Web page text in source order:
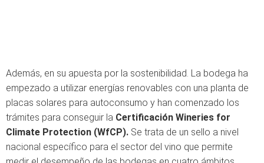
Además, en su apuesta por la sostenibilidad. La bodega ha
empezado a utilizar energías renovables con una planta de
placas solares para autoconsumo y han comenzado los
trámites para conseguir la Certificación Wineries for
Climate Protection (WfCP). Se trata de un sello a nivel
nacional específico para el sector del vino que permite